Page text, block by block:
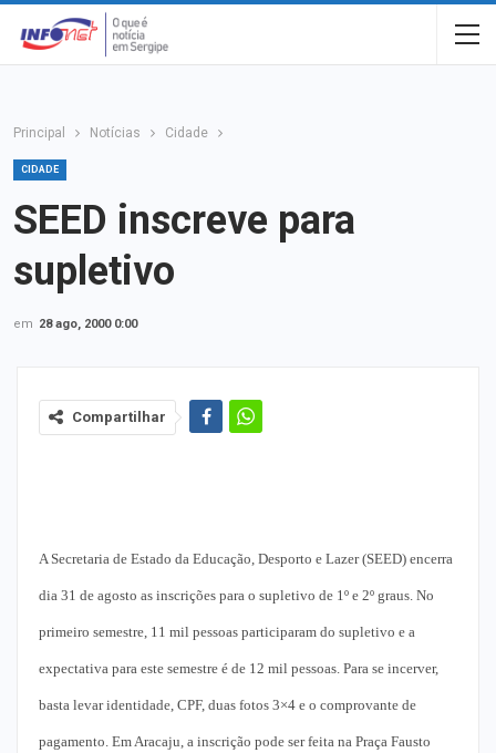
Principal Notícias Cidade
CIDADE
SEED inscreve para
supletivo
em 28 ago, 2000 0:00
Compartilhar
A Secretaria de Estado da Educação, Desporto e Lazer (SEED) encerra
dia 31 de agosto as inscrições para o supletivo de 1º e 2º graus. No
primeiro semestre, 11 mil pessoas participaram do supletivo e a
expectativa para este semestre é de 12 mil pessoas. Para se incerver,
basta levar identidade, CPF, duas fotos 3×4 e o comprovante de
pagamento. Em Aracaju, a inscrição pode ser feita na Praça Fausto